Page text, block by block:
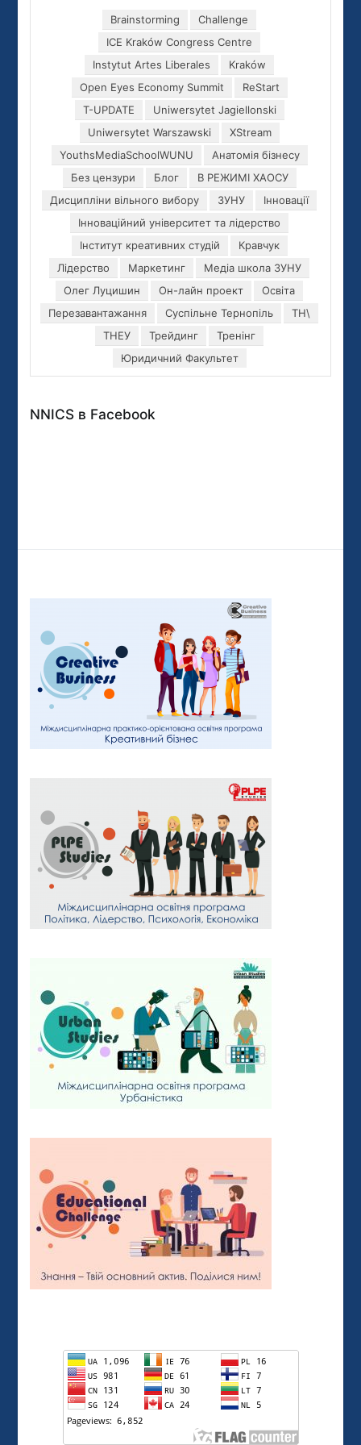
Brainstorming
Challenge
ICE Kraków Congress Centre
Instytut Artes Liberales
Kraków
Open Eyes Economy Summit
ReStart
T-UPDATE
Uniwersytet Jagiellonski
Uniwersytet Warszawski
XStream
YouthsMediaSchoolWUNU
Анатомія бізнесу
Без цензури
Блог
В РЕЖИМІ ХАОСУ
Дисципліни вільного вибору
ЗУНУ
Інновації
Інноваційний університет та лідерство
Інститут креативних студій
Кравчук
Лідерство
Маркетинг
Медіа школа ЗУНУ
Олег Луцишин
Он-лайн проект
Освіта
Перезавантажання
Суспільне Тернопіль
ТН\
ТНЕУ
Трейдинг
Тренінг
Юридичний Факультет
NNICS в Facebook